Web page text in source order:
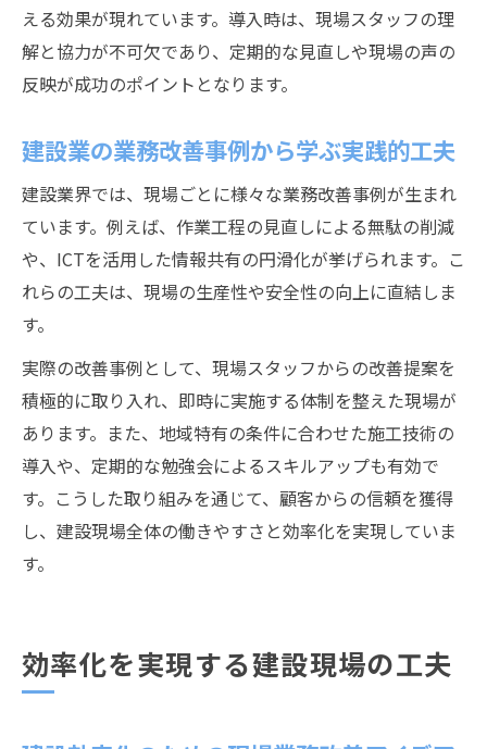
える効果が現れています。導入時は、現場スタッフの理
解と協力が不可欠であり、定期的な見直しや現場の声の
反映が成功のポイントとなります。
建設業の業務改善事例から学ぶ実践的工夫
建設業界では、現場ごとに様々な業務改善事例が生まれ
ています。例えば、作業工程の見直しによる無駄の削減
や、ICTを活用した情報共有の円滑化が挙げられます。こ
れらの工夫は、現場の生産性や安全性の向上に直結しま
す。
実際の改善事例として、現場スタッフからの改善提案を
積極的に取り入れ、即時に実施する体制を整えた現場が
あります。また、地域特有の条件に合わせた施工技術の
導入や、定期的な勉強会によるスキルアップも有効で
す。こうした取り組みを通じて、顧客からの信頼を獲得
し、建設現場全体の働きやすさと効率化を実現していま
す。
効率化を実現する建設現場の工夫